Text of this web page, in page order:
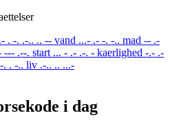
. -. .-.. .. -- vand ...- .- -. -.. mad -- .-
--- .--. start ... - .- .-. - kaerlighed -.- .-
. . -.. liv .-.. .. ...-
i dag